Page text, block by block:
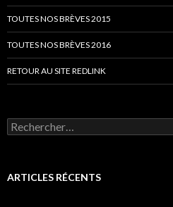
TOUTES NOS BRÈVES 2015
TOUTES NOS BRÈVES 2016
RETOUR AU SITE REDLINK
Rechercher :
ARTICLES RÉCENTS